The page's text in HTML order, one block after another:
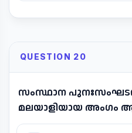
QUESTION 20
സംസ്ഥാന
മലയാളിയായ അംഗം